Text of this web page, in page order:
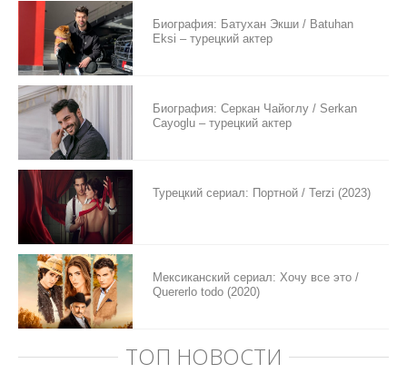
Биография: Батухан Экши / Batuhan
Eksi – турецкий актер
Биография: Серкан Чайоглу / Serkan
Cayoglu – турецкий актер
Турецкий сериал: Портной / Terzi (2023)
Мексиканский сериал: Хочу все это /
Quererlo todo (2020)
ТОП НОВОСТИ